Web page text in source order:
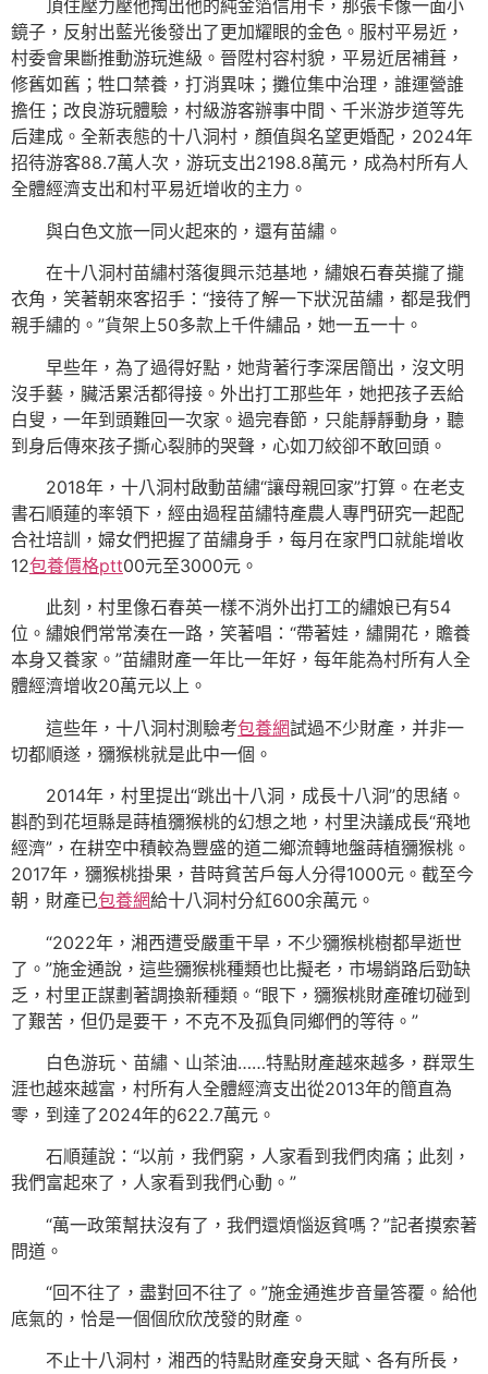
頂住壓力壓他掏出他的純金箔信用卡，那張卡像一面小
鏡子，反射出藍光後發出了更加耀眼的金色。服村平易近，
村委會果斷推動游玩進級。晉陞村容村貌，平易近居補葺，
修舊如舊；牲口禁養，打消異味；攤位集中治理，誰運營誰
擔任；改良游玩體驗，村級游客辦事中間、千米游步道等先
后建成。全新表態的十八洞村，顏值與名望更婚配，2024年
招待游客88.7萬人次，游玩支出2198.8萬元，成為村所有人
全體經濟支出和村平易近增收的主力。
與白色文旅一同火起來的，還有苗繡。
在十八洞村苗繡村落復興示范基地，繡娘石春英攏了攏
衣角，笑著朝來客招手：“接待了解一下狀況苗繡，都是我們
親手繡的。”貨架上50多款上千件繡品，她一五一十。
早些年，為了過得好點，她背著行李深居簡出，沒文明
沒手藝，臟活累活都得接。外出打工那些年，她把孩子丟給
白叟，一年到頭難回一次家。過完春節，只能靜靜動身，聽
到身后傳來孩子撕心裂肺的哭聲，心如刀絞卻不敢回頭。
2018年，十八洞村啟動苗繡“讓母親回家”打算。在老支
書石順蓮的率領下，經由過程苗繡特產農人專門研究一起配
合社培訓，婦女們把握了苗繡身手，每月在家門口就能增收
12包養價格ptt00元至3000元。
此刻，村里像石春英一樣不消外出打工的繡娘已有54
位。繡娘們常常湊在一路，笑著唱：“帶著娃，繡開花，贍養
本身又養家。”苗繡財產一年比一年好，每年能為村所有人全
體經濟增收20萬元以上。
這些年，十八洞村測驗考包養網試過不少財產，并非一
切都順遂，獼猴桃就是此中一個。
2014年，村里提出“跳出十八洞，成長十八洞”的思緒。
斟酌到花垣縣是蒔植獼猴桃的幻想之地，村里決議成長“飛地
經濟”，在耕空中積較為豐盛的道二鄉流轉地盤蒔植獼猴桃。
2017年，獼猴桃掛果，昔時貧苦戶每人分得1000元。截至今
朝，財產已包養網給十八洞村分紅600余萬元。
“2022年，湘西遭受嚴重干旱，不少獼猴桃樹都旱逝世
了。”施金通說，這些獼猴桃種類也比擬老，市場銷路后勁缺
乏，村里正謀劃著調換新種類。“眼下，獼猴桃財產確切碰到
了艱苦，但仍是要干，不克不及孤負同鄉們的等待。”
白色游玩、苗繡、山茶油……特點財產越來越多，群眾生
涯也越來越富，村所有人全體經濟支出從2013年的簡直為
零，到達了2024年的622.7萬元。
石順蓮說：“以前，我們窮，人家看到我們肉痛；此刻，
我們富起來了，人家看到我們心動。”
“萬一政策幫扶沒有了，我們還煩惱返貧嗎？”記者摸索著
問道。
“回不往了，盡對回不往了。”施金通進步音量答覆。給他
底氣的，恰是一個個欣欣茂發的財產。
不止十八洞村，湘西的特點財產安身天賦、各有所長，